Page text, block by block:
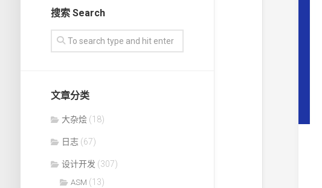
搜索 Search
文章分类
大杂烩 (18)
日志(67)
设计开发 (307)
ASM (13)